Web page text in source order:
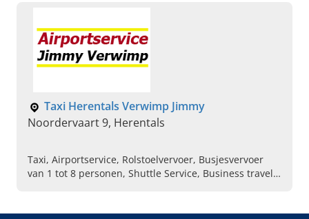
Taxi Herentals Verwimp Jimmy
Noordervaart 9, Herentals
Taxi, Airportservice, Rolstoelvervoer, Busjesvervoer
van 1 tot 8 personen, Shuttle Service, Business travel,